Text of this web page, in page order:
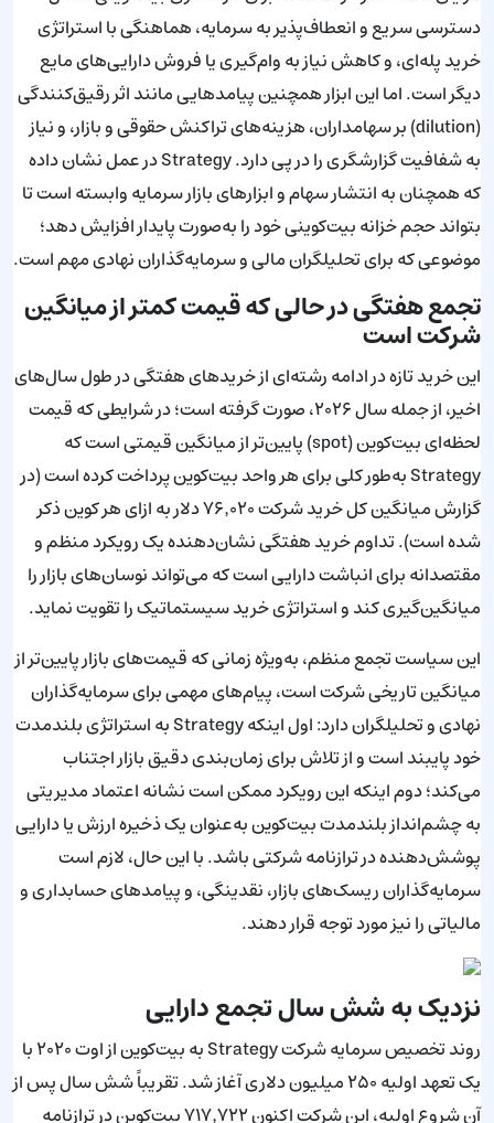
دسترسی سریع و انعطاف‌پذیر به سرمایه، هماهنگی با استراتژی
خرید پله‌ای، و کاهش نیاز به وام‌گیری یا فروش دارایی‌های مایع
دیگر است. اما این ابزار همچنین پیامدهایی مانند اثر رقیق‌کنندگی
(dilution) بر سهامداران، هزینه‌های تراکنش حقوقی و بازار، و نیاز
به شفافیت گزارشگری را در پی دارد. Strategy در عمل نشان داده
که همچنان به انتشار سهام و ابزارهای بازار سرمایه وابسته است تا
بتواند حجم خزانه بیت‌کوینی خود را به‌صورت پایدار افزایش دهد؛
موضوعی که برای تحلیلگران مالی و سرمایه‌گذاران نهادی مهم است.
تجمع هفتگی در حالی که قیمت کمتر از میانگین
شرکت است
این خرید تازه در ادامه رشته‌ای از خریدهای هفتگی در طول سال‌های
اخیر، از جمله سال ۲۰۲۶، صورت گرفته است؛ در شرایطی که قیمت
لحظه‌ای بیت‌کوین (spot) پایین‌تر از میانگین قیمتی است که
Strategy به‌طور کلی برای هر واحد بیت‌کوین پرداخت کرده است (در
گزارش میانگین کل خرید شرکت ۷۶٬۰۲۰ دلار به ازای هر کوین ذکر
شده است). تداوم خرید هفتگی نشان‌دهنده یک رویکرد منظم و
مقتصدانه برای انباشت دارایی است که می‌تواند نوسان‌های بازار را
میانگین‌گیری کند و استراتژی خرید سیستماتیک را تقویت نماید.
این سیاست تجمع منظم، به‌ویژه زمانی که قیمت‌های بازار پایین‌تر از
میانگین تاریخی شرکت است، پیام‌های مهمی برای سرمایه‌گذاران
نهادی و تحلیلگران دارد: اول اینکه Strategy به استراتژی بلندمدت
خود پایبند است و از تلاش برای زمان‌بندی دقیق بازار اجتناب
می‌کند؛ دوم اینکه این رویکرد ممکن است نشانه اعتماد مدیریتی
به چشم‌انداز بلندمدت بیت‌کوین به‌عنوان یک ذخیره ارزش یا دارایی
پوشش‌دهنده در ترازنامه شرکتی باشد. با این حال، لازم است
سرمایه‌گذاران ریسک‌های بازار، نقدینگی، و پیامدهای حسابداری و
مالیاتی را نیز مورد توجه قرار دهند.
نزدیک به شش سال تجمع دارایی
روند تخصیص سرمایه شرکت Strategy به بیت‌کوین از اوت ۲۰۲۰ با
یک تعهد اولیه ۲۵۰ میلیون دلاری آغاز شد. تقریباً شش سال پس از
آن شروع اولیه، این شرکت اکنون ۷۱۷٬۷۲۲ بیت‌کوین در ترازنامه